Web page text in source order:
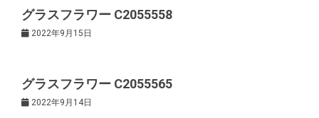
ョ
グラスフラワー C2055558
2022年9月15日
グラスフラワー C2055565
2022年9月14日